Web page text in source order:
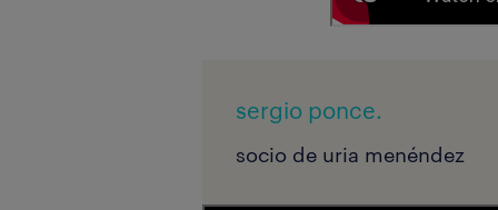
sergio ponce.
socio de uria menéndez